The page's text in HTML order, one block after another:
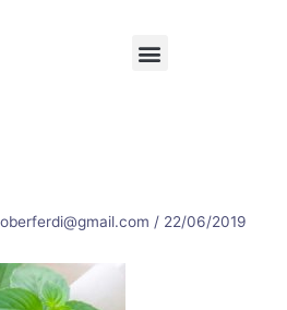
oberferdi@gmail.com / 22/06/2019